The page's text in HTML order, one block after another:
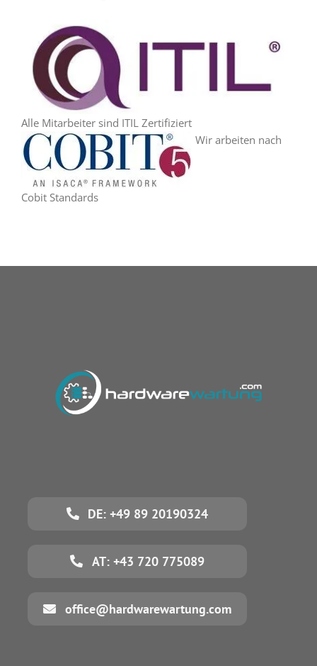
Alle Mitarbeiter sind ITIL Zertifiziert
Wir arbeiten nach
Cobit Standards
DE: +49 89 20190324
AT: +43 720 775089
office@hardwarewartung.com